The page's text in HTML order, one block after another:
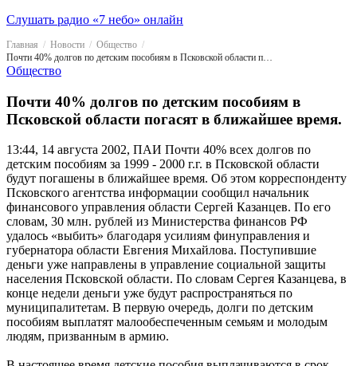
Слушать радио «7 небо» онлайн
Главная Новости
Общество
Почти 40% долгов по детским пособиям в Псковской области погасят в ближайшее время.
Общество
Почти 40% долгов по детским пособиям в
Псковской области погасят в ближайшее время.
13:44, 14 августа 2002, ПАИ Почти 40% всех долгов по
детским пособиям за 1999 - 2000 г.г. в Псковской области
будут погашены в ближайшее время. Об этом корреспонденту
Псковского агентства информации сообщил начальник
финансового управления области Сергей Казанцев. По его
словам, 30 млн. рублей из Министерства финансов РФ
удалось «выбить» благодаря усилиям финуправления и
губернатора области Евгения Михайлова. Поступившие
деньги уже направлены в управление социальной защиты
населения Псковской области. По словам Сергея Казанцева, в
конце недели деньги уже будут распространяться по
муниципалитетам. В первую очередь, долги по детским
пособиям выплатят малообеспеченным семьям и молодым
людям, призванным в армию.